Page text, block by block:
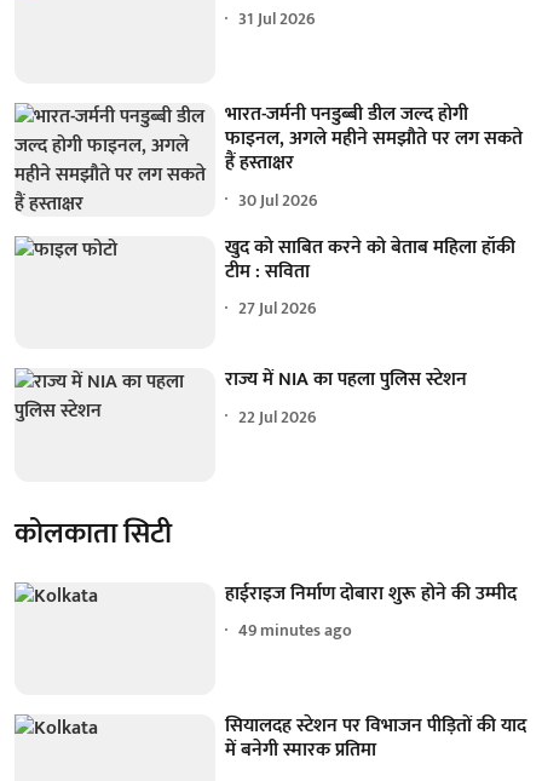
31 Jul 2026
भारत-जर्मनी पनडुब्बी डील जल्द होगी
फाइनल, अगले महीने समझौते पर लग सकते
हैं हस्ताक्षर
30 Jul 2026
खुद को साबित करने को बेताब महिला हॉकी
टीम : सविता
27 Jul 2026
राज्य में NIA का पहला पुलिस स्टेशन
22 Jul 2026
कोलकाता सिटी
हाईराइज निर्माण दोबारा शुरू होने की उम्मीद
49 minutes ago
सियालदह स्टेशन पर विभाजन पीड़ितों की याद
में बनेगी स्मारक प्रतिमा